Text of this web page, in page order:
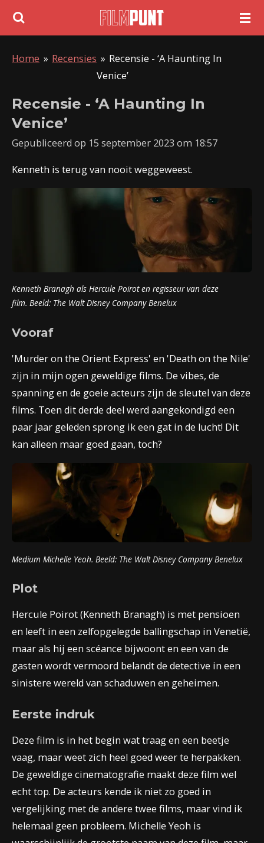
Ga
deHome » Recensies » Recensie - ‘A Haunting In
Venice’
Recensie - ‘A Haunting In
Venice’
Gepubliceerd op 15 september 2023 om 18:57
Kenneth is terug van nooit weggeweest.
Kenneth Branagh als Hercule Poirot en regisseur van deze
film. Beeld: The Walt Disney Company Benelux
Vooraf
'Murder on the Orient Express' en 'Death on the Nile'
zijn in mijn ogen geweldige films. De vibes, de
spanning en de goeie acteurs zijn de sleutel van deze
films. Toen dit derde deel werd aangekondigd een
paar jaar geleden sprong ik een gat in de lucht! Dit
kan alleen maar goed gaan, toch?
Medium Michelle Yeoh. Beeld: The Walt Disney Company Benelux
Plot
Hercule Poirot (Kenneth Branagh) is met pensioen
en leeft in een zelfopgelegde ballingschap in Venetië,
maar als hij een scéance bijwoont en een van de
gasten wordt vermoord belandt de detective in een
sinistere wereld van schaduwen en geheimen.
Eerste indruk
Deze film is in het begin wat traag en een beetje
vaag, maar weet zich heel goed weer te herpakken.
De geweldige cinematografie maakt deze film wel
echt top. De acteurs kende ik niet zo goed in
vergelijking met de andere twee films, maar vind ik
helemaal geen probleem. Michelle Yeoh is